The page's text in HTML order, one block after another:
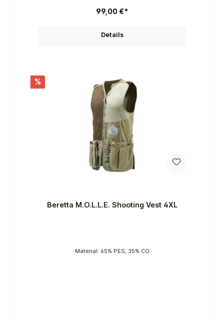
99,00 €*
Details
%
Beretta M.O.L.L.E. Shooting Vest 4XL
Material: 65% PES, 35% CO